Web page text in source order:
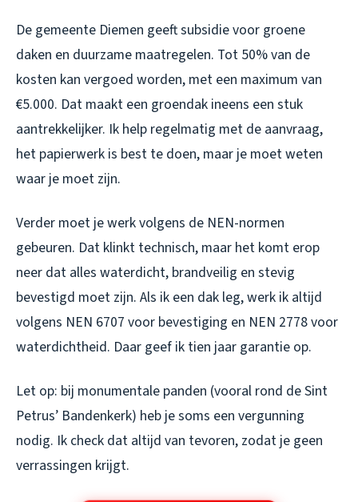
De gemeente Diemen geeft subsidie voor groene
daken en duurzame maatregelen. Tot 50% van de
kosten kan vergoed worden, met een maximum van
€5.000. Dat maakt een groendak ineens een stuk
aantrekkelijker. Ik help regelmatig met de aanvraag,
het papierwerk is best te doen, maar je moet weten
waar je moet zijn.
Verder moet je werk volgens de NEN-normen
gebeuren. Dat klinkt technisch, maar het komt erop
neer dat alles waterdicht, brandveilig en stevig
bevestigd moet zijn. Als ik een dak leg, werk ik altijd
volgens NEN 6707 voor bevestiging en NEN 2778 voor
waterdichtheid. Daar geef ik tien jaar garantie op.
Let op: bij monumentale panden (vooral rond de Sint
Petrus’ Bandenkerk) heb je soms een vergunning
nodig. Ik check dat altijd van tevoren, zodat je geen
verrassingen krijgt.